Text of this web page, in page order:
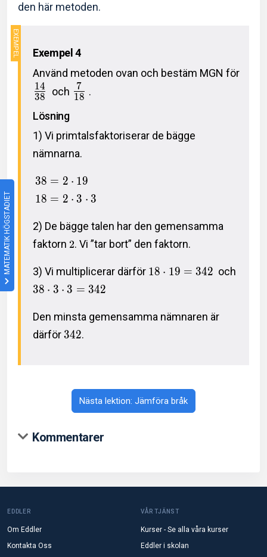
MATEMATIK HÖGSTADIET
den här metoden.
Exempel 4
Använd metoden ovan och bestäm MGN för
38
14 och 18
7
.
Lösning
1) Vi primtalsfaktoriserar de bägge
nämnarna.
38 = 2 ⋅ 19
18 = 2 ⋅ 3 ⋅ 3
2) De bägge talen har den gemensamma
faktorn 2. Vi ”tar bort” den faktorn.
3) Vi multiplicerar därför 18 ⋅ 19 = 342 och
38 ⋅ 3 ⋅ 3 = 342
Den minsta gemensamma nämnaren är
därför342.
Nästa lektion: Jämföra bråk
Kommentarer
EDDLER
Om Eddler
Kontakta Oss
VÅR TJÄNST
Kurser - Se alla våra kurser
Eddler i skolan